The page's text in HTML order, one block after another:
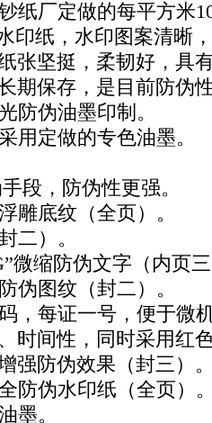
纸厂定做的每平方米
印纸，水印图案清晰
张坚挺，柔韧好，具
期保存，是目前防伪
防伪油墨印制。
用定做的专色油墨。
段，防伪性更强。
雕底纹（全页）。
二）。
微缩防伪文字（内页
伪图纹（封二）。
，每证一号，便于微
时间性，同时采用红
强防伪效果（封三）
防伪水印纸（全页）
墨。